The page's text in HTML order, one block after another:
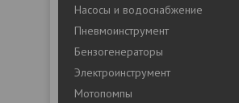
Насосы и водоснабжение
Пневмоинструмент
Бензогенераторы
Электроинструмент
Мотопомпы